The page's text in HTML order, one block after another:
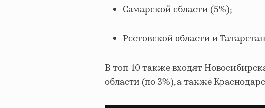
Самарской области (5%);
Ростовской области и
В топ-10 также входят
области (по 3%), а также